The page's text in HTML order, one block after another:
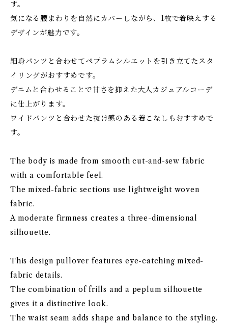
す。
気になる腰まわりを自然にカバーしながら、1枚で着映えする
デザインが魅力です。
細身パンツと合わせてペプラムシルエットを引き立てたスタ
イリングがおすすめです。
デニムと合わせることで甘さを抑えた大人カジュアルコーデ
に仕上がります。
ワイドパンツと合わせた抜け感のある着こなしもおすすめで
す。
The body is made from smooth cut-and-sew fabric
with a comfortable feel.
The mixed-fabric sections use lightweight woven
fabric.
A moderate firmness creates a three-dimensional
silhouette.
This design pullover features eye-catching mixed-
fabric details.
The combination of frills and a peplum silhouette
gives it a distinctive look.
The waist seam adds shape and balance to the styling.